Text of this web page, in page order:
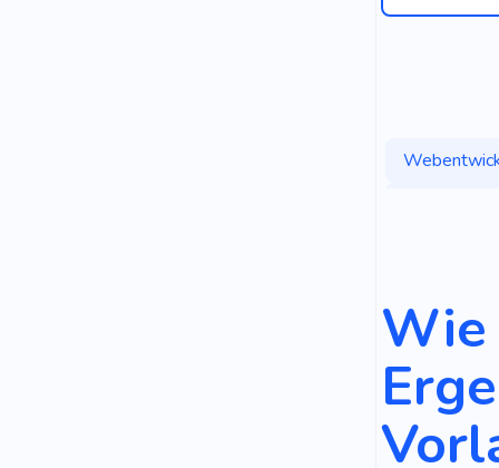
Karriere
Akademie
Lösung
Wie